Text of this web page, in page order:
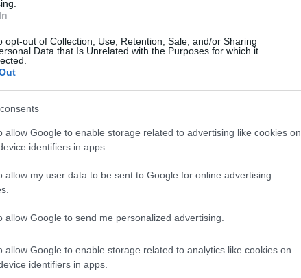
opt-out of Collection, Use, Retention, Sale, and/or Sharing
Data that Is Unrelated with the Purposes for which it
allow Google to enable storage related to advertising like cookies on
identifiers in apps.
allow my user data to be sent to Google for online advertising
allow Google to send me personalized advertising.
allow Google to enable storage related to analytics like cookies on
identifiers in apps.
éves Jancsó Miklós, valamint Gárdos Péter is
tanáccsal. Sára Júlia elmondta: Gárdos
az életben készül. Egy-egy jelenetben Réz
műsorkészítő is szerepel.
járultak hozzá ahhoz, amit a filmmel el
milyen helyzetben vannak a mozgókép-készítők
mellett ezért nagyon is realista film lett a
hagyományok után végre ismét előtérbe
támogatják is, de leginkább szavakban. A
teljesen átláthatatlan, a megítélt támogatásokat
nincs pénz, tévéfilmekre végképp. A filmesek ki
hogy öt-tíz év telik el, mire az ember
az MTI-nek.